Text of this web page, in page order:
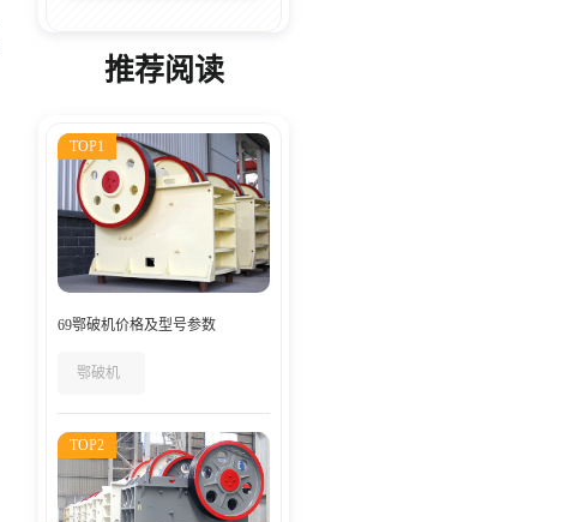
推荐阅读
TOP1
69鄂破机价格及型号参数
鄂破机
TOP2